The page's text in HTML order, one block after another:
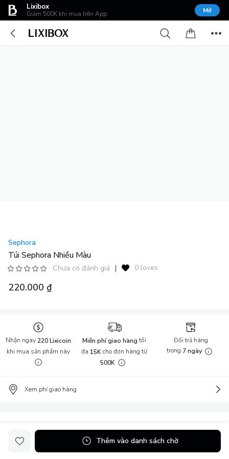
Lixibox
Giảm 500K khi mua trên App Mở
Sephora
Túi Sephora Nhiều Màu
Chưa có đánh giá | 0 loves
220.000 ₫
Nhận ngay220 Lixicoin
khi mua sản phẩm này
Miễn phí giao hàngtối
đa 15Kcho đơn hàng từ
500K
Đổi trả hàng
trong 7 ngày
Xem phí giao hàng
Thông tin sản phẩm
Túi Sephora nhiều màu
Thêm vào danh sách chờ